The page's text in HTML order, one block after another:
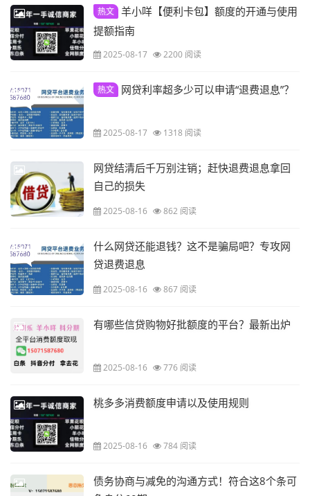
热文 羊小咩【便利卡包】额度的开通与使用
提额指南
2025-08-17 2200 阅读
热文 网贷利率超多少可以申请“退费退息”？
2025-08-17 1318 阅读
网贷结清后千万别注销；赶快退费退息拿回
自己的损失
2025-08-16 862 阅读
什么网贷还能退钱？这不是骗局吧？专攻网
贷退费退息
2025-08-16 867 阅读
有哪些信贷购物好批额度的平台？最新出炉
2025-08-16 776 阅读
桃多多消费额度申请以及使用规则
2025-08-16 784 阅读
债务协商与减免的沟通方式！符合这8个条可